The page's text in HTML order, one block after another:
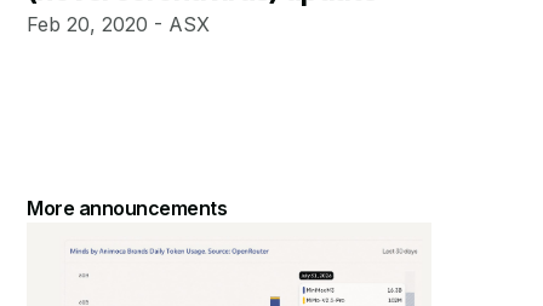
Feb 20, 2020 - ASX
More announcements